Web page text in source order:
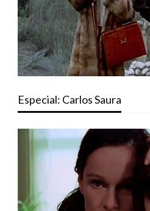
Especial: Carlos Saura